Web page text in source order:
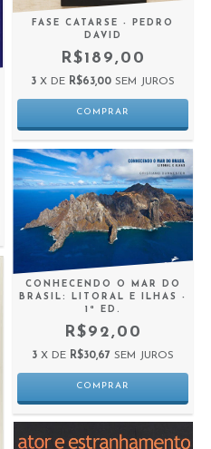
FASE CATARSE - PEDRO
DAVID
R$189,00
3 X DE R$63,00 SEM JUROS
CONHECENDO O MAR DO
BRASIL: LITORAL E ILHAS -
1ª ED.
R$92,00
3 X DE R$30,67 SEM JUROS